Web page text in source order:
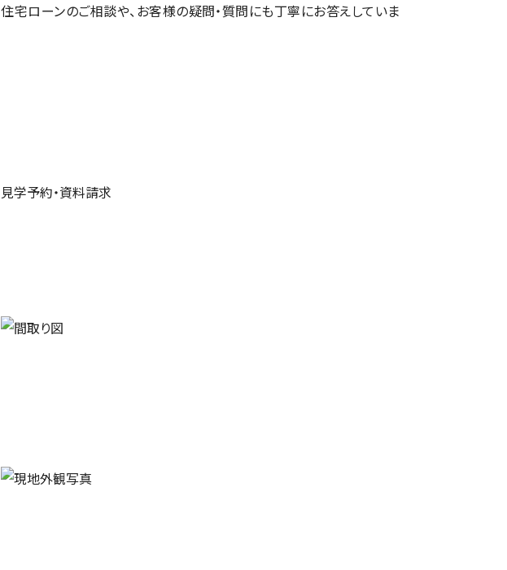
住宅ローンのご相談や、お客様の疑問・質問にも丁寧にお答えしていま
見学予約・資料請求